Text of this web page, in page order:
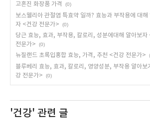
고혼진 화장품 가격 (0)
보스웰리아 관절염 특효약 일까? 효능과 부작용에 대해
자 <건강 전문가>
(0)
당근 효능, 효과, 부작용, 칼로리, 성분에대해 알아보자
전문가>
(0)
뉴질랜드 초록입홍합 효능, 가격, 추천 <건강 전문가>
블루베리 효능, 효과, 칼로리, 영양성분, 부작용 알아보
강 전문가>
(0)
'건강' 관련 글